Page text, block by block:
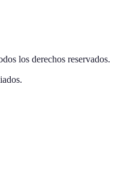
los derechos reservados.